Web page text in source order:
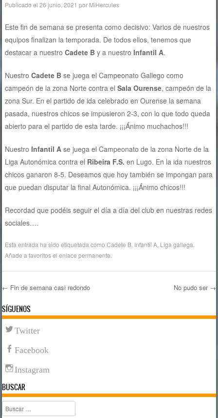
Publicado el26 junio, 2021 por MiHercules
Este fin de semana se presenta como decisivo: Varios de nuestros
equipos finalizan la temporada. De todos ellos, tenemos que
destacar a nuestroCadete B y a nuestro Infantil A.
Nuestro Cadete B se juega el Campeonato Gallego como
campeón de la zona Norte contra elSala Ourense, campeón de la
zona Sur. En el partido de ida celebrado en Ourense la semana
pasada, nuestros chicos se impusieron 2-3, con lo que todo queda
abierto para el partido de esta tarde. ¡¡¡Ánimo muchachos!!!
Nuestro Infantil A se juega el Campeonato de la zona Norte de la
Liga Autonómica contra el Ribeira F.S. en Lugo. En la ida nuestros
chicos ganaron 8-5. Deseamos que hoy también se impongan para
que puedan disputar la final Autonómica. ¡¡¡Ánimo chicos!!!
Recordad que podéis seguir el día a día del club en nuestras redes
sociales….
Esta entrada ha sido etiquetada comoCadete B Infantil A Liga gallega
Añade a favoritos elenlace permanente
Navegación de entradas
← Fin de semana casi redondo No pudo ser →
SÍGUENOS
Twitter
Facebook
Instagram
BUSCAR
Buscar